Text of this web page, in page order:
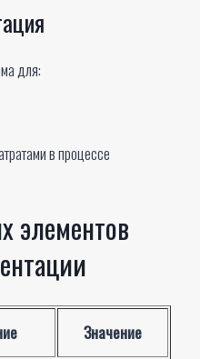
для:
в процессе
элементов
Значение